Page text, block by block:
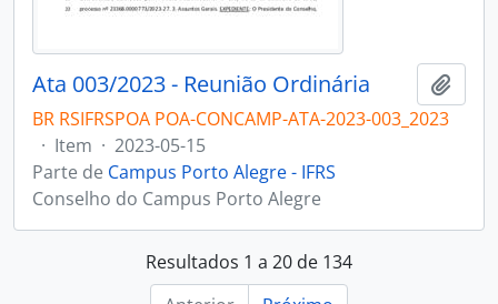
Ata 003/2023 - Reunião Ordinária
BR RSIFRSPOA POA-CONCAMP-ATA-2023-003_2023
· Item · 2023-05-15
Parte de Campus Porto Alegre - IFRS
Conselho do Campus Porto Alegre
Resultados 1 a 20 de 134